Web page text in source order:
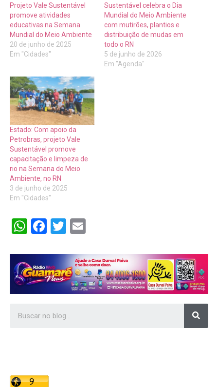
Projeto Vale Sustentável
promove atividades
educativas na Semana
Mundial do Meio Ambiente
20 de junho de 2025
Em "Cidades"
Sustentável celebra o Dia
Mundial do Meio Ambiente
com mutirões, plantios e
distribuição de mudas em
todo o RN
5 de junho de 2026
Em "Agenda"
Estado: Com apoio da
Petrobras, projeto Vale
Sustentável promove
capacitação e limpeza de
rio na Semana do Meio
Ambiente, no RN
3 de junho de 2025
Em "Cidades"
WhatsApp
Facebook
Twitter